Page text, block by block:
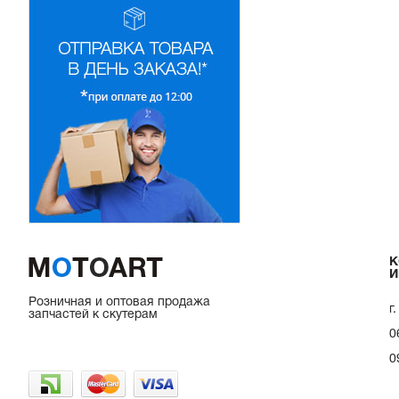
Прокладки на мотоблок
Свечи на мотоблок
Глушитель на мотоблок
Элементы управления, тросики на мотоблок
Навесное и запчасти к нему
Розничная и оптовая продажа
запчастей к скутерам